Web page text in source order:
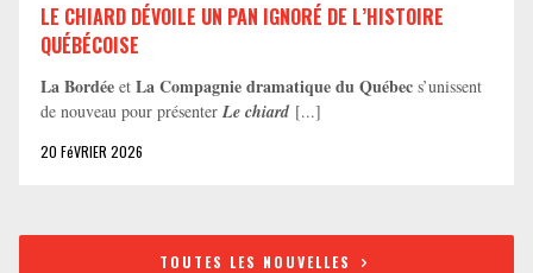
LE CHIARD DÉVOILE UN PAN IGNORÉ DE L’HISTOIRE
QUÉBÉCOISE
La Bordée et La Compagnie dramatique du Québec s’unissent
de nouveau pour présenter Le chiard [...]
20 FéVRIER 2026
TOUTES LES NOUVELLES